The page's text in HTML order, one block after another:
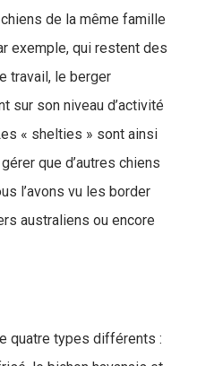
de la même famille
exemple, qui restent des
travail, le berger
sur son niveau d’activité
« shelties » sont ainsi
que d’autres chiens
l’avons vu les border
australiens ou encore
quatre types différents :